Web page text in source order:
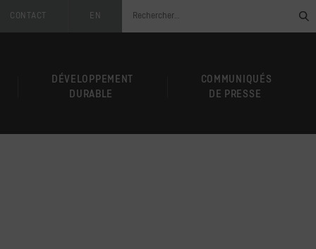
CONTACT EN
DÉVELOPPEMENT
DURABLE
COMMUNIQUÉS
DE PRESSE